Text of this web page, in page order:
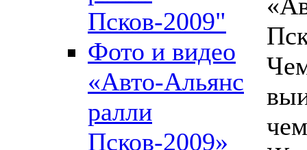
Псков-2009"
Фото и видео
«Авто-Альянс
ралли
Псков-2009»